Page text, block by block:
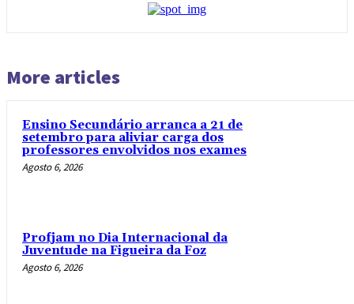
More articles
Ensino Secundário arranca a 21 de
setembro para aliviar carga dos
professores envolvidos nos exames
Agosto 6, 2026
Profjam no Dia Internacional da
Juventude na Figueira da Foz
Agosto 6, 2026